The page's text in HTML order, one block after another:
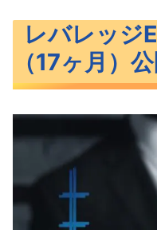
筆者の保有
レバレッジ
それでも売
レバレッジETFと
どんなレバ
レバレッジ
（17ヶ月）